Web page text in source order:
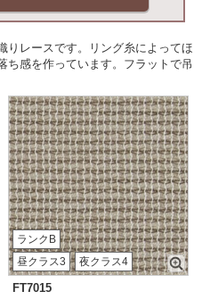
りレースです。リング糸によってほ
ち感を作っています。フラットで吊
昼クラス3 夜クラス4
ランクB
FT7015